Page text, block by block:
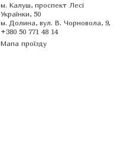
м. Калуш, проспект Лесі
Українки, 50
м. Долина, вул. В. Чорновола, 9,
+380 50 771 48 14
Мапа проїзду